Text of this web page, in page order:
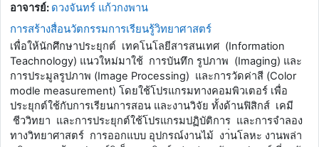
อาจารย์: ดวงจันทร์ แก้วกงพาน
การสร้างสื่อนวัตกรรมการเรียนรู้วิทยาศาสตร์
เพื่อให้นักศึกษาประยุกต์ เทคโนโลยีสารสนเทศ (Information
Teachnology) แนวใหม่มาใช้ การบันทึก รูปภาพ (Imaging) และ
การประมูลรูปภาพ (Image Processing) และการวัดค่าสี (Color
modle measurement) โดยใช้โปรแกรมทางคอมพิวเตอร์ เพื่อ
ประยุกต์ใช้กับการเรียนการสอน และงานวิจัย ทั้งด้านฟิสิกส์ เคมี
ชีววิทยา และการประยุกต์ใช้โปรแกรมปฏิบัติการ และการจำลอง
ทางวิทยาศาสตร์ การออกแบบ อุปกรณ์งานไม้ งา่นโลหะ งานพล่า